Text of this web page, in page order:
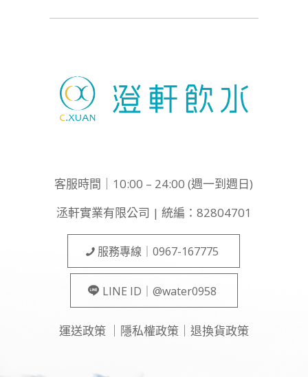
客服時間｜10:00 – 24:00 (週一到週日)
洆軒實業有限公司 | 統編：82804701
服務專線｜0967-167775
LINE ID｜@water0958
運送政策｜ 隱私權政策｜ 退換貨政策